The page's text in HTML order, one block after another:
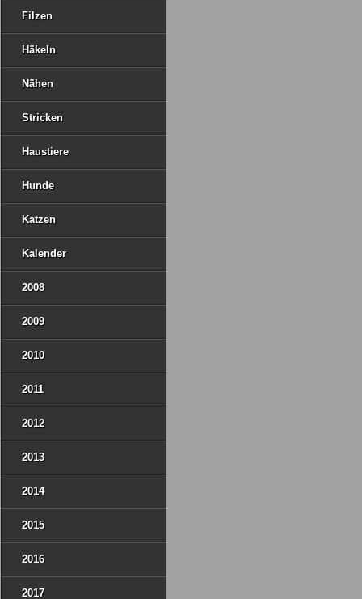
Filzen
Häkeln
Nähen
Stricken
Haustiere
Hunde
Katzen
Kalender
2008
2009
2010
2011
2012
2013
2014
2015
2016
2017